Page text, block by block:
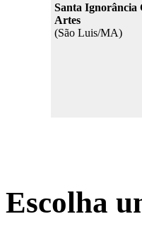
Santa Ignorância
Artes
(São Luis/MA)
Escolha